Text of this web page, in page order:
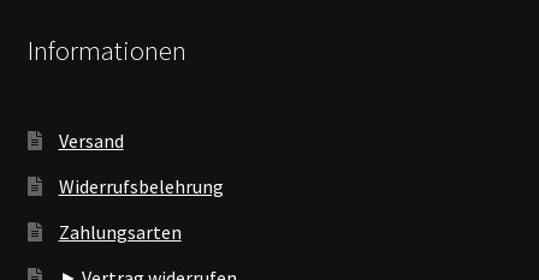
Informationen
Versand
Widerrufsbelehrung
Zahlungsarten